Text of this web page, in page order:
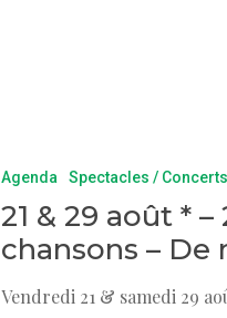
Agenda Spectacles / Concerts
21 & 29 août *
chansons – De
Vendredi 21 & samedi 29